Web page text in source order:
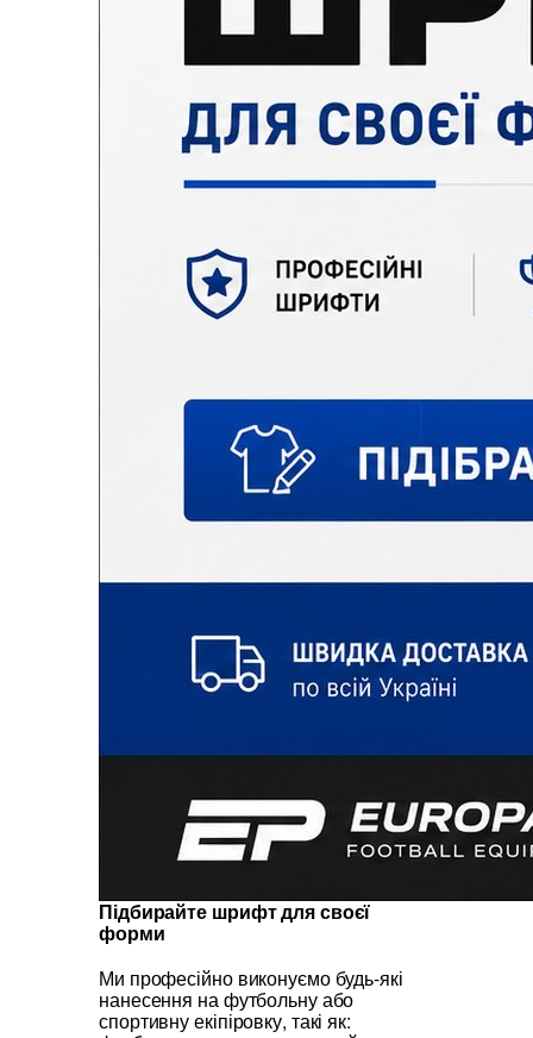
Підбирайте шрифт для своєї
форми
Ми професійно виконуємо будь-які
нанесення на футбольну або
спортивну екіпіровку, такі як: